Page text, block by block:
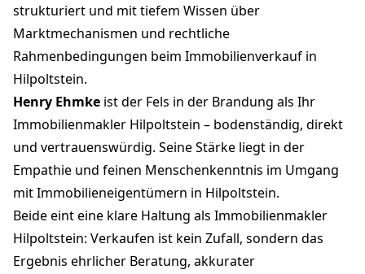
strukturiert und mit tiefem Wissen über
Marktmechanismen und rechtliche
Rahmenbedingungen beim Immobilienverkauf in
Hilpoltstein.
Henry Ehmke ist der Fels in der Brandung als Ihr
Immobilienmakler Hilpoltstein – bodenständig, direkt
und vertrauenswürdig. Seine Stärke liegt in der
Empathie und feinen Menschenkenntnis im Umgang
mit Immobilieneigentümern in Hilpoltstein.
Beide eint eine klare Haltung als Immobilienmakler
Hilpoltstein: Verkaufen ist kein Zufall, sondern das
Ergebnis ehrlicher Beratung, akkurater